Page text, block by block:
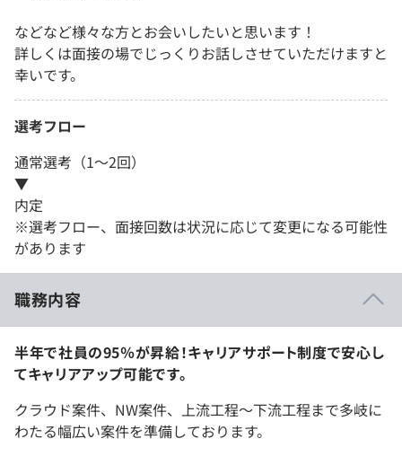
などなど様々な方とお会いしたいと思います！
詳しくは面接の場でじっくりお話しさせていただけますと
幸いです。
選考フロー
通常選考（1～2回）
▼
内定
※選考フロー、面接回数は状況に応じて変更になる可能性
があります
職務内容
半年で社員の95％が昇給！キャリアサポート制度で安心し
てキャリアアップ可能です。
クラウド案件、NW案件、上流工程～下流工程まで多岐に
わたる幅広い案件を準備しております。